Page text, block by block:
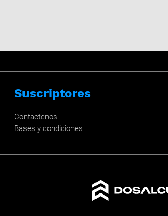
Suscriptores
Contactenos
Bases y condiciones